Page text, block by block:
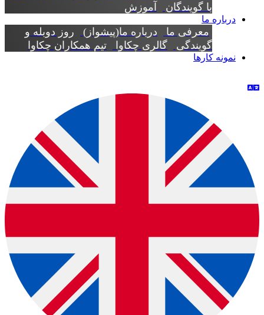
با گویندگان آموزش
درباره ما
معرفی ما درباره ما(پیشواز)
روز دوبله و
گویندگی گالری چکاوا تیم همکاران چکاوا
نمونه کارها